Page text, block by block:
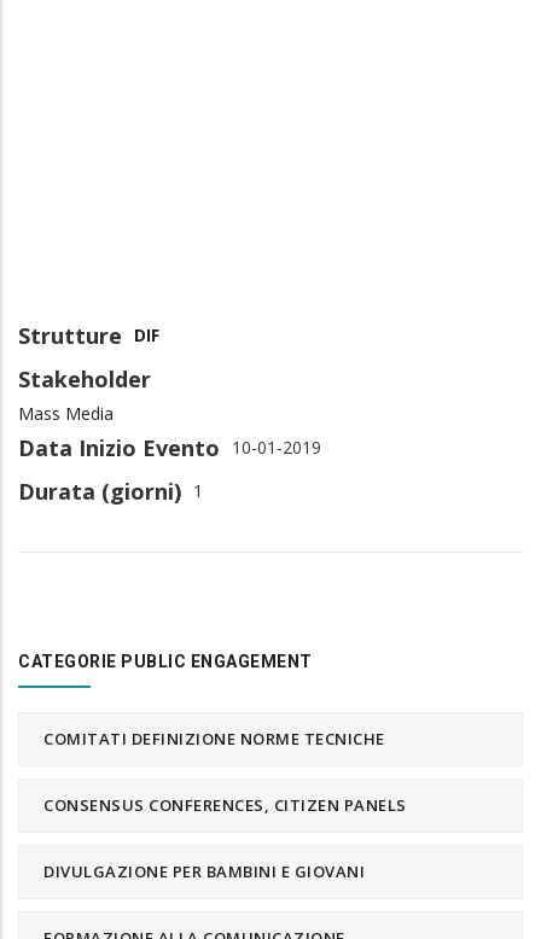
Strutture DIF
Stakeholder
Mass Media
Data Inizio Evento 10-01-2019
Durata (giorni) 1
CATEGORIE PUBLIC ENGAGEMENT
COMITATI DEFINIZIONE NORME TECNICHE
CONSENSUS CONFERENCES, CITIZEN PANELS
DIVULGAZIONE PER BAMBINI E GIOVANI